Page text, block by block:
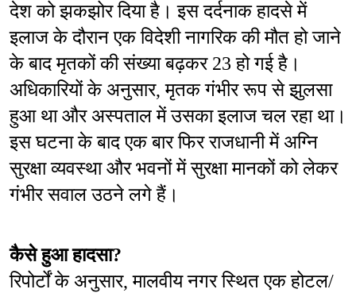
देश को झकझोर दिया है। इस दर्दनाक हादसे में
इलाज के दौरान एक विदेशी नागरिक की मौत हो जाने
के बाद मृतकों की संख्या बढ़कर 23 हो गई है।
अधिकारियों के अनुसार, मृतक गंभीर रूप से झुलसा
हुआ था और अस्पताल में उसका इलाज चल रहा था।
इस घटना के बाद एक बार फिर राजधानी में अग्नि
सुरक्षा व्यवस्था और भवनों में सुरक्षा मानकों को लेकर
गंभीर सवाल उठने लगे हैं।
कैसे हुआ हादसा?
रिपोर्टों के अनुसार, मालवीय नगर स्थित एक होटल/